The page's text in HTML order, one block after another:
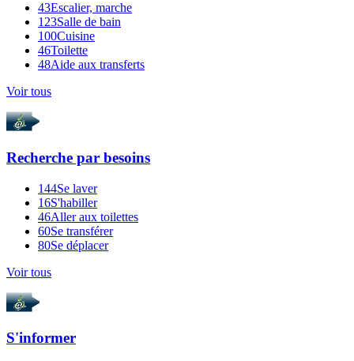
43Escalier, marche
123Salle de bain
100Cuisine
46Toilette
48Aide aux transferts
Voir tous
Recherche par besoins
144Se laver
16S'habiller
46Aller aux toilettes
60Se transférer
80Se déplacer
Voir tous
S'informer